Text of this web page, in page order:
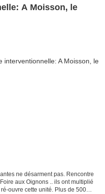
A Moisson, le
ne désarment pas. Rencontre
aux Oignons .. ils ont multiplié
ouvre cette unité. Plus de 500